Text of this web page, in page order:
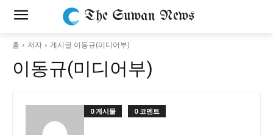
The Suwan News
홈 저자 게시글 이동규(미디어부)
이동규(미디어부)
0 게시물 0 코멘트